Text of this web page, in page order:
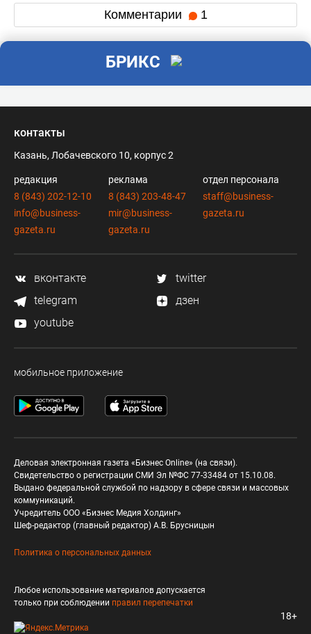
Комментарии 1
БРИКС
контакты
Казань, Лобачевского 10, корпус 2
редакция
8 (843) 202-12-10
info@business-
gazeta.ru
реклама
8 (843) 203-48-47
mir@business-
gazeta.ru
отдел персонала
staff@business-
gazeta.ru
вконтакте
twitter
telegram
дзен
youtube
мобильное приложение
Деловая электронная газета «Бизнес Online» (на связи).
Свидетельство о регистрации СМИ Эл №ФС 77-33484 от 15.10.08.
Выдано федеральной службой по надзору в сфере связи и массовых
коммуникаций.
Учредитель ООО «Бизнес Медия Холдинг»
Шеф-редактор (главный редактор) А.В. Брусницын
Политика о персональных данных
Любое использование материалов допускается
только при соблюдении правил перепечатки
18+